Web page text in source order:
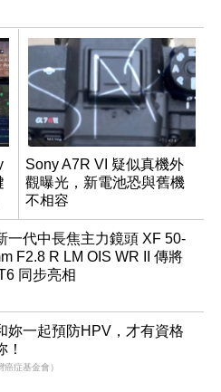
Sony A7R VI 疑似真機外
觀曝光，新電池恐與舊機
不相容
一代中長焦主力鏡頭 XF 50-
F2.8 R LM OIS WR II 傳將
同步亮相
妳一起預防HPV，才有資格
！
癌症基金會）